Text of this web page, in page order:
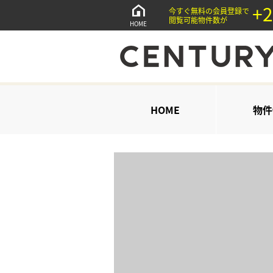
HOME
今すぐ無料の会員登録で
閲覧可能物件数が
HOME 物